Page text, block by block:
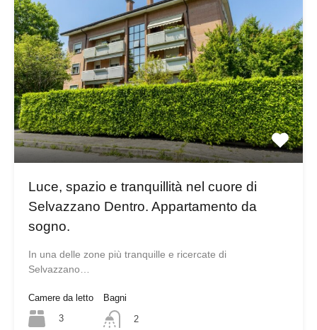
Luce, spazio e tranquillità nel cuore di
Selvazzano Dentro. Appartamento da
sogno.
In una delle zone più tranquille e ricercate di
Selvazzano…
Camere da letto
3
Bagni
2